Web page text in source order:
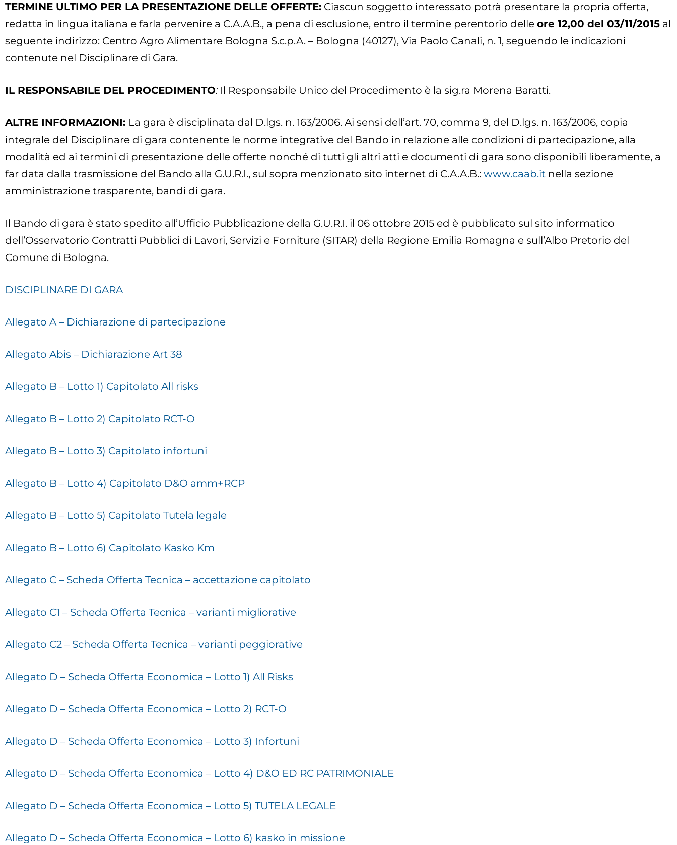
TERMINE ULTIMO PER LA PRESENTAZIONE DELLE OFFERTE: Ciascun soggetto interessato potrà presentare la propria offerta,
redatta in lingua italiana e farla pervenire a C.A.A.B., a pena di esclusione, entro il termine perentorio delle ore 12,00 del 03/11/2015 al
seguente indirizzo: Centro Agro Alimentare Bologna S.c.p.A. – Bologna (40127), Via Paolo Canali, n. 1, seguendo le indicazioni
contenute nel Disciplinare di Gara.
IL RESPONSABILE DEL PROCEDIMENTO: Il Responsabile Unico del Procedimento è la sig.ra Morena Baratti.
ALTRE INFORMAZIONI: La gara è disciplinata dal D.lgs. n. 163/2006. ‪Ai sensi dell’art. 70, comma 9, del D.lgs. n. 163/2006, copia
integrale del Disciplinare di gara contenente le norme integrative del Bando in relazione alle condizioni di partecipazione, alla
modalità ed ai termini di presentazione delle offerte nonché di tutti gli altri atti e documenti di gara sono disponibili liberamente, a
far data dalla trasmissione del Bando alla G.U.R.I., sul sopra menzionato sito internet di C.A.A.B.: www.caab.it nella sezione
amministrazione trasparente, bandi di gara.
Il Bando di gara è stato spedito all’Ufficio Pubblicazione della G.U.R.I. il 06 ottobre 2015 ed è pubblicato sul sito informatico
dell’Osservatorio Contratti Pubblici di Lavori, Servizi e Forniture (SITAR) della Regione Emilia Romagna e sull’Albo Pretorio del
Comune di Bologna.
DISCIPLINARE DI GARA
Allegato A – Dichiarazione di partecipazione
Allegato Abis – Dichiarazione Art 38
Allegato B – Lotto 1) Capitolato All risks
Allegato B – Lotto 2) Capitolato RCT-O
Allegato B – Lotto 3) Capitolato infortuni
Allegato B – Lotto 4) Capitolato D&O amm+RCP
Allegato B – Lotto 5) Capitolato Tutela legale
Allegato B – Lotto 6) Capitolato Kasko Km
Allegato C – Scheda Offerta Tecnica – accettazione capitolato
Allegato C1 – Scheda Offerta Tecnica – varianti migliorative
Allegato C2 – Scheda Offerta Tecnica – varianti peggiorative
Allegato D – Scheda Offerta Economica – Lotto 1) All Risks
Allegato D – Scheda Offerta Economica – Lotto 2) RCT-O
Allegato D – Scheda Offerta Economica – Lotto 3) Infortuni
Allegato D – Scheda Offerta Economica – Lotto 4) D&O ED RC PATRIMONIALE
Allegato D – Scheda Offerta Economica – Lotto 5) TUTELA LEGALE
Allegato D – Scheda Offerta Economica – Lotto 6) kasko in missione